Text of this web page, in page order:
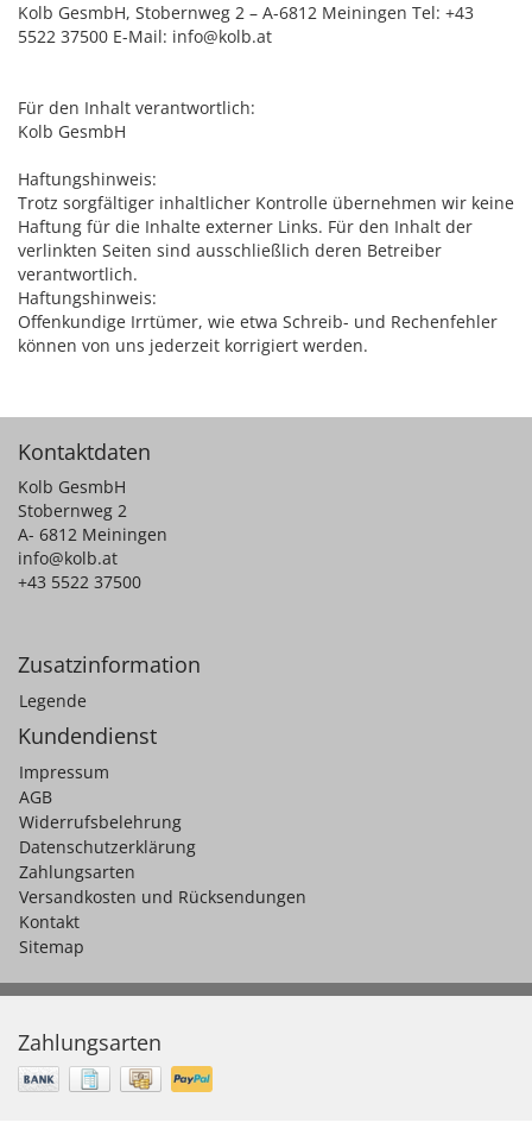
Kolb GesmbH, Stobernweg 2 – A-6812 Meiningen Tel: +43
5522 37500 E-Mail: info@kolb.at
Für den Inhalt verantwortlich:
Kolb GesmbH
Haftungshinweis:
Trotz sorgfältiger inhaltlicher Kontrolle übernehmen wir keine
Haftung für die Inhalte externer Links. Für den Inhalt der
verlinkten Seiten sind ausschließlich deren Betreiber
verantwortlich.
Haftungshinweis:
Offenkundige Irrtümer, wie etwa Schreib- und Rechenfehler
können von uns jederzeit korrigiert werden.
Kontaktdaten
Kolb GesmbH
Stobernweg 2
A- 6812 Meiningen
info@kolb.at
+43 5522 37500
Zusatzinformation
Legende
Kundendienst
Impressum
AGB
Widerrufsbelehrung
Datenschutzerklärung
Zahlungsarten
Versandkosten und Rücksendungen
Kontakt
Sitemap
Zahlungsarten